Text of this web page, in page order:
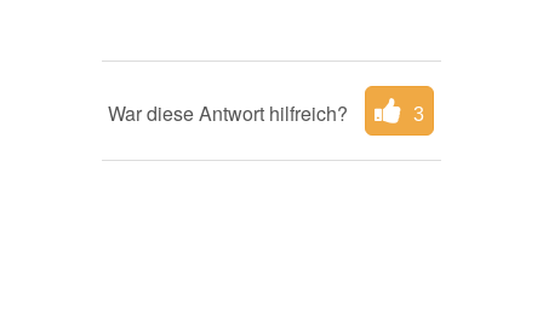
War diese Antwort hilfreich? 3